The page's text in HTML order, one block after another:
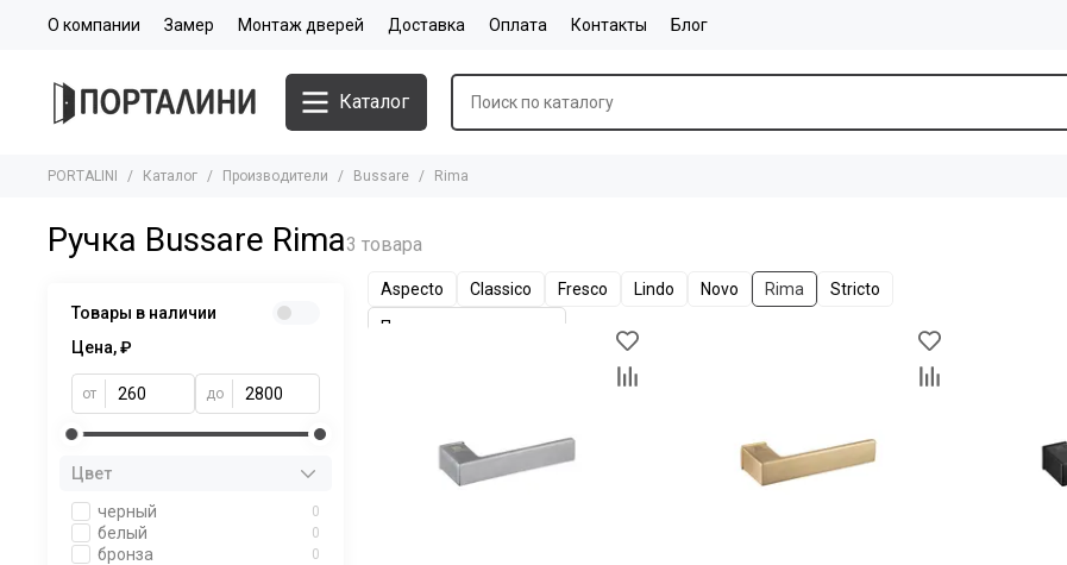
О компании Замер Монтаж дверей Доставка Оплата Контакты Блог
Каталог
PORTALINI Каталог Производители Bussare Rima
Ручка Bussare Rima
Aspecto Classico Fresco Lindo Novo Rima Stricto
Товары в наличии
Цена, ₽
от до
Цвет
черный
0
белый 0
бронза 0